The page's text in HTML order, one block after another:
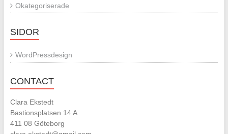
Okategoriserade
SIDOR
WordPressdesign
CONTACT
Clara Ekstedt
Bastionsplatsen 14 A
411 08 Göteborg